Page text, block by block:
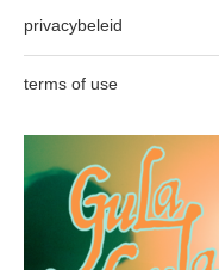
privacybeleid
terms of use